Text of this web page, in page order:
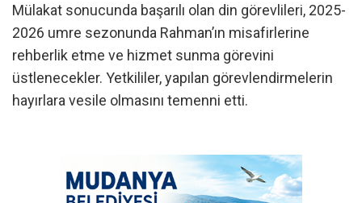
Mülakat sonucunda başarılı olan din görevlileri, 2025-
2026 umre sezonunda Rahman’ın misafirlerine
rehberlik etme ve hizmet sunma görevini
üstlenecekler. Yetkililer, yapılan görevlendirmelerin
hayırlara vesile olmasını temenni etti.